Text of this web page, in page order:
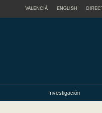
VALENCIÀ ENGLISH
Investigación